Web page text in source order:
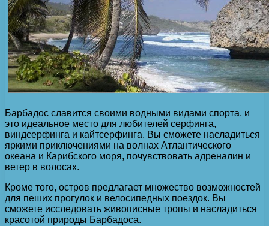
Барбадос славится своими водными видами спорта, и
это идеальное место для любителей серфинга,
виндсерфинга и кайтсерфинга. Вы сможете насладиться
яркими приключениями на волнах Атлантического
океана и Карибского моря, почувствовать адреналин и
ветер в волосах.
Кроме того, остров предлагает множество возможностей
для пеших прогулок и велосипедных поездок. Вы
сможете исследовать живописные тропы и насладиться
красотой природы Барбадоса.